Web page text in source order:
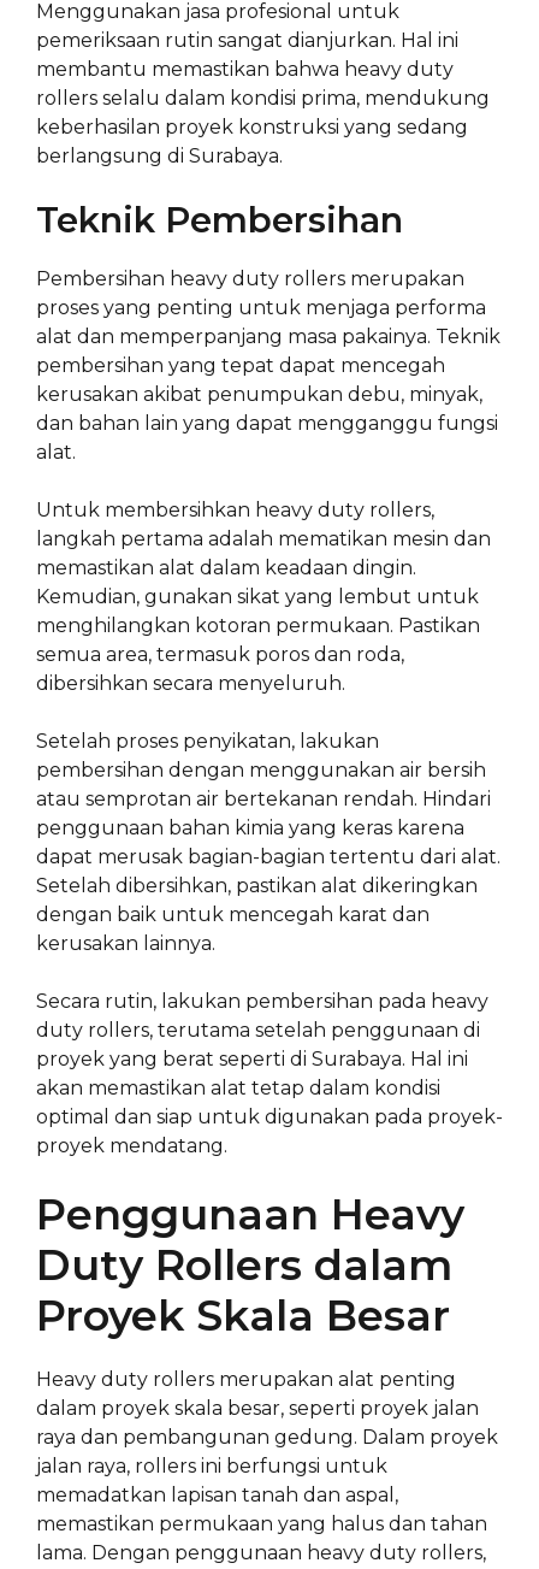
Menggunakan jasa profesional untuk
pemeriksaan rutin sangat dianjurkan. Hal ini
membantu memastikan bahwa heavy duty
rollers selalu dalam kondisi prima, mendukung
keberhasilan proyek konstruksi yang sedang
berlangsung di Surabaya.
Teknik Pembersihan
Pembersihan heavy duty rollers merupakan
proses yang penting untuk menjaga performa
alat dan memperpanjang masa pakainya. Teknik
pembersihan yang tepat dapat mencegah
kerusakan akibat penumpukan debu, minyak,
dan bahan lain yang dapat mengganggu fungsi
alat.
Untuk membersihkan heavy duty rollers,
langkah pertama adalah mematikan mesin dan
memastikan alat dalam keadaan dingin.
Kemudian, gunakan sikat yang lembut untuk
menghilangkan kotoran permukaan. Pastikan
semua area, termasuk poros dan roda,
dibersihkan secara menyeluruh.
Setelah proses penyikatan, lakukan
pembersihan dengan menggunakan air bersih
atau semprotan air bertekanan rendah. Hindari
penggunaan bahan kimia yang keras karena
dapat merusak bagian-bagian tertentu dari alat.
Setelah dibersihkan, pastikan alat dikeringkan
dengan baik untuk mencegah karat dan
kerusakan lainnya.
Secara rutin, lakukan pembersihan pada heavy
duty rollers, terutama setelah penggunaan di
proyek yang berat seperti di Surabaya. Hal ini
akan memastikan alat tetap dalam kondisi
optimal dan siap untuk digunakan pada proyek-
proyek mendatang.
Penggunaan Heavy
Duty Rollers dalam
Proyek Skala Besar
Heavy duty rollers merupakan alat penting
dalam proyek skala besar, seperti proyek jalan
raya dan pembangunan gedung. Dalam proyek
jalan raya, rollers ini berfungsi untuk
memadatkan lapisan tanah dan aspal,
memastikan permukaan yang halus dan tahan
lama. Dengan penggunaan heavy duty rollers,